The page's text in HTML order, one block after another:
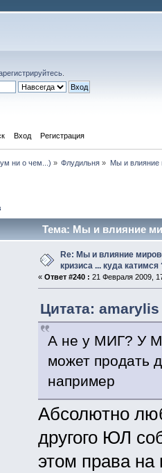
Вход Регистрация
ни о чем...) » Флудильня » Мы и влияние
Тема: Мы и влияние
Re: Мы и влияние
кризиса ... куда катимся
« Ответ #240 : 21 Февраля 2009,
Цитата:
А не у МИГ? У
может продать
например
Абсолютно
другого ЮЛ
этом права